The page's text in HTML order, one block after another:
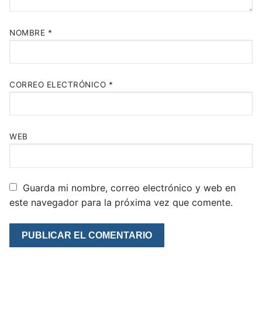
NOMBRE *
CORREO ELECTRÓNICO *
WEB
Guarda mi nombre, correo electrónico y web en
este navegador para la próxima vez que comente.